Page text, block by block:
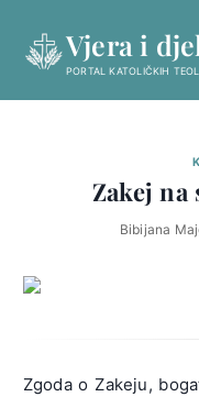
content
Vjera i
PORTAL KATOLIČKIH
Zakej na
Bibijana
Zgoda o Zakeju,